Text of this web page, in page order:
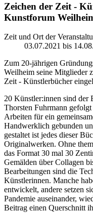
Zeichen der Zeit -
Kunstforum
Zeit und Ort der
03.07.2021 bis
Zum 20-jährigen
Weilheim seine Mitglieder
Zeit - Künstlerbücher
20 Künstler:innen sind
Thorsten Fuhrmann
Arbeiten für ein
Handwerklich gebunden
gestaltet ist jedes dieser
Originalwerken. Ohne
das Format 30 mal 30
Gemälden über Collagen
Bearbeitungen sind die
Künstlerinnen. Manche
entwickelt, andere setzen
Pandemie auseinander,
Beitrag einen Querschnitt